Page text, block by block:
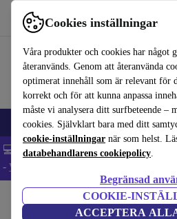
Cookies inställningar
Våra produkter och cookies har något
återanvänds. Genom att återanvända
optimerat innehåll som är relevant för
korrekt och för att kunna anpassa
måste vi analysera ditt surfbeteende –
cookies. Självklart bara med ditt
cookie-inställningar när som helst.
databehandlarens cookiepolicy.
Begränsad
COOKIE-
ACCEPTERA
Använd refurbed snabbt och enkelt
🎒 Back to school Mobiltelefoner
💻 Extra 5% rabatt på alla MacBooks
- Villkor
Leksaker